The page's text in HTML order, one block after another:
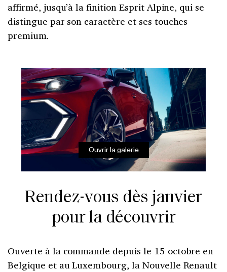
affirmé, jusqu’à la finition Esprit Alpine, qui se
distingue par son caractère et ses touches
premium.
Ouvrir la galerie
Rendez-vous dès janvier
pour la découvrir
Ouverte à la commande depuis le 15 octobre en
Belgique et au Luxembourg, la Nouvelle Renault